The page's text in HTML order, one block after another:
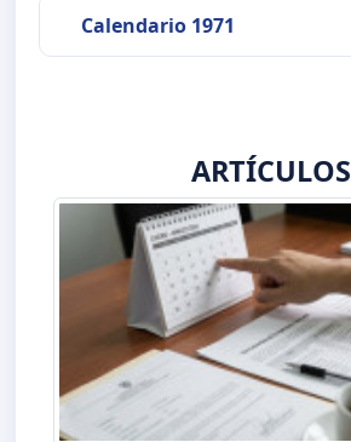
Calendario 1971
ARTÍCULOS